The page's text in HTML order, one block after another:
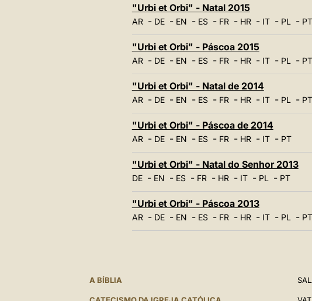
"Urbi et Orbi" - Natal 2015
AR- DE- EN - ES- FR- HR- IT- PL- PT
"Urbi et Orbi" - Páscoa 2015
AR- DE- EN - ES- FR- HR- IT- PL- PT
"Urbi et Orbi" - Natal de 2014
AR- DE- EN - ES- FR- HR- IT- PL- PT
"Urbi et Orbi" - Páscoa de 2014
AR- DE- EN - ES- FR- HR- IT- PT
"Urbi et Orbi" - Natal do Senhor 2013
DE- EN - ES- FR- HR- IT- PL- PT
"Urbi et Orbi" - Páscoa 2013
AR- DE- EN - ES- FR- HR- IT- PL- PT
A BÍBLIA